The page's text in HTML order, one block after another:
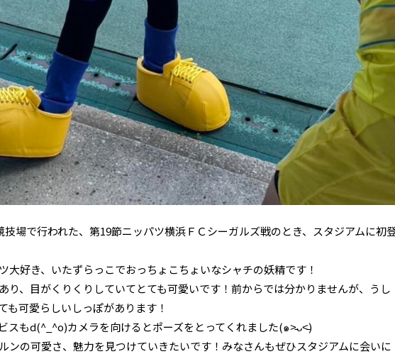
技場で行われた、第19節ニッパツ横浜ＦＣシーガルズ戦のとき、スタジアムに初
大好き、いたずらっこでおっちょこちょいなシャチの妖精です！
り、目がくりくりしていてとても可愛いです！前からでは分かりませんが、うし
も可愛らしいしっぽがあります！
スもd(^_^o)カメラを向けるとポーズをとってくれました(๑˃̵ᴗ˂̵)
ンの可愛さ、魅力を見つけていきたいです！みなさんもぜひスタジアムに会いに